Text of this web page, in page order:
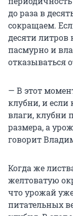
до раза в
сокращаем.
десяти литров
пасмурно и
отказываться
— В этот
клубни, и если
влаги, клубни
размера, а
говорит
Когда же
желтоватую
что урожай
питательных